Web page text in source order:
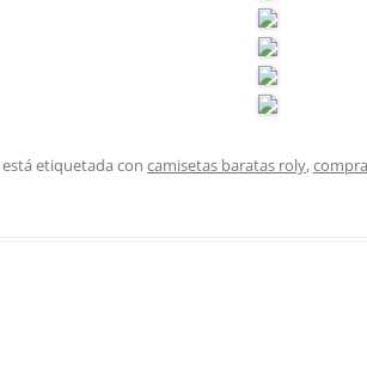
etiquetada con camisetas baratas roly,